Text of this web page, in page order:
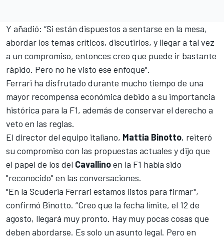
Y añadió: “Si están dispuestos a sentarse en la mesa,
abordar los temas críticos, discutirlos, y llegar a tal vez
a un compromiso, entonces creo que puede ir bastante
rápido. Pero no he visto ese enfoque".
Ferrari ha disfrutado durante mucho tiempo de una
mayor recompensa económica debido a su importancia
histórica para la F1, además de conservar el derecho a
veto en las reglas.
El director del equipo italiano, Mattia Binotto, reiteró
su compromiso con las propuestas actuales y dijo que
el papel de los del Cavallinoen la F1 había sido
"reconocido" en las conversaciones.
"En la Scuderia Ferrari estamos listos para firmar",
confirmó Binotto. “Creo que la fecha límite, el 12 de
agosto, llegará muy pronto. Hay muy pocas cosas que
deben abordarse. Es solo un asunto legal. Pero en